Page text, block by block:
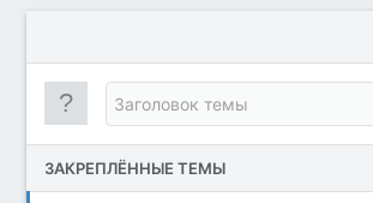
ЗАКРЕПЛЁННЫЕ ТЕМЫ